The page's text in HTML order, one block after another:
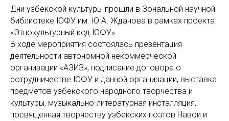
Дни узбекской культуры прошли в Зональной научной
библиотеке ЮФУ им. Ю.А. Жданова в рамках проекта
«Этнокультурный код ЮФУ».
В ходе мероприятия состоялась презентация
деятельности автономной некоммерческой
организации «АЗИЗ», подписание договора о
сотрудничестве ЮФУ и данной организации, выставка
предметов узбекского народного творчества и
культуры, музыкально-литературная инсталляция,
посвященная творчеству узбекских поэтов Навои и